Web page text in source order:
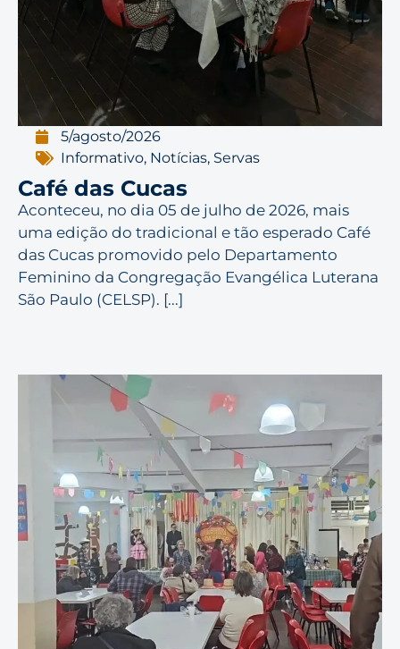
5/agosto/2026
Informativo, Notícias, Servas
Café das Cucas
Aconteceu, no dia 05 de julho de 2026, mais
uma edição do tradicional e tão esperado Café
das Cucas promovido pelo Departamento
Feminino da Congregação Evangélica Luterana
São Paulo (CELSP). [...]